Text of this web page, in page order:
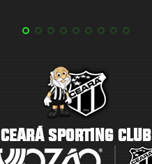
CEARÁ SPORTING CLUB